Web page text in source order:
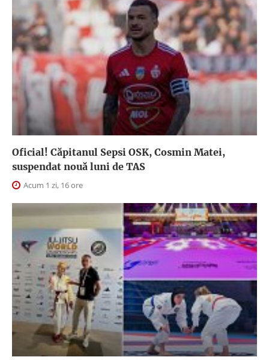
Oficial! Căpitanul Sepsi OSK, Cosmin Matei,
suspendat nouă luni de TAS
Acum 1 zi, 16 ore